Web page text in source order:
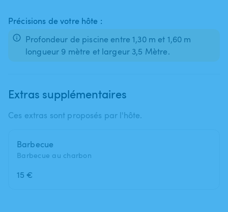
Précisions de votre hôte :
Profondeur de piscine entre 1,30 m et 1,60 m
longueur 9 mètre et largeur 3,5 Mètre.
Extras supplémentaires
Ces extras sont proposés par l'hôte.
Barbecue
Barbecue au charbon
15 €